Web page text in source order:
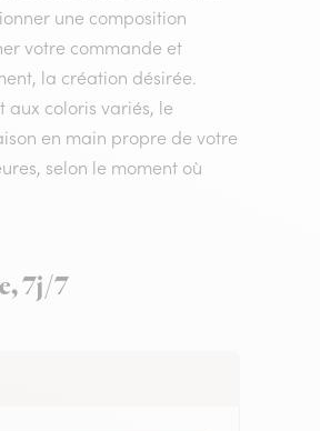
une composition
votre commande et
la création désirée.
aux coloris variés, le
en main propre de votre
selon le moment où
7j/7